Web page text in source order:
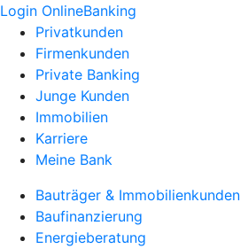
Login OnlineBanking
Privatkunden
Firmenkunden
Private Banking
Junge Kunden
Immobilien
Karriere
Meine Bank
Bauträger & Immobilienkunden
Baufinanzierung
Energieberatung